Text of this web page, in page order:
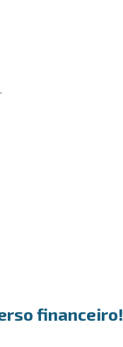
financeiro!